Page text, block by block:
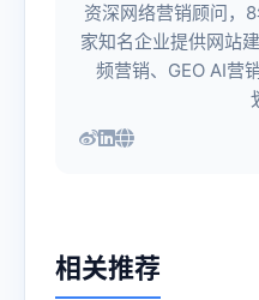
资深网络营销顾问，
家知名企业提供网站
频营销、GEO AI营
相关推荐